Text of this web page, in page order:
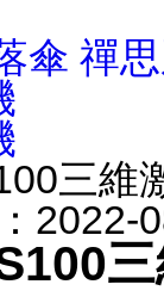
傘 禪
三維
：